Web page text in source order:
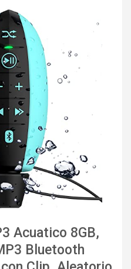
Acuatico 8GB,
Bluetooth